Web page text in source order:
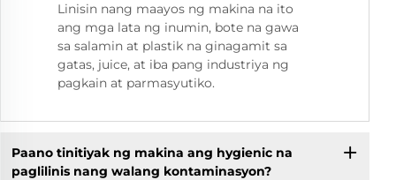
Linisin nang maayos ng makina na ito
ang mga lata ng inumin, bote na gawa
sa salamin at plastik na ginagamit sa
gatas, juice, at iba pang industriya ng
pagkain at parmasyutiko.
Paano tinitiyak ng makina ang hygienic na
paglilinis nang walang kontaminasyon?